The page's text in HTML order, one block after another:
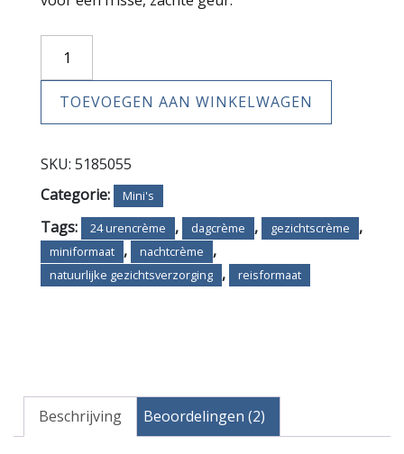
Uren
Crème
mini
aantal
TOEVOEGEN AAN WINKELWAGEN
SKU: 5185055
Categorie:
Mini's
Tags: 24 urencrème , dagcrème , gezichtscrème ,
miniformaat , nachtcrème ,
natuurlijke gezichtsverzorging , reisformaat
Beschrijving Beoordelingen (2)